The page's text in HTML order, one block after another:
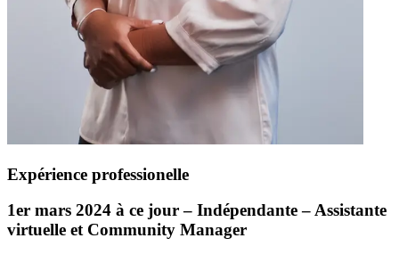
Expérience professionelle
1er mars 2024 à ce jour – Indépendante – Assistante
virtuelle et Community Manager